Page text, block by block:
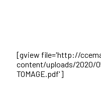
[gview file='http://
content/uploads/2020/
TOMAGE.pdf']